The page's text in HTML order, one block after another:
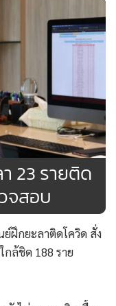
23 รายติด
จสอบ
ย์ฝึกยะลาติดโควิด สั่ง
ล้ชิด 188 ราย